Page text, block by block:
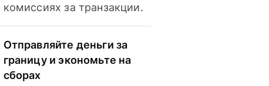
комиссиях за транзакции.
Отправляйте деньги за
границу и экономьте на
сборах